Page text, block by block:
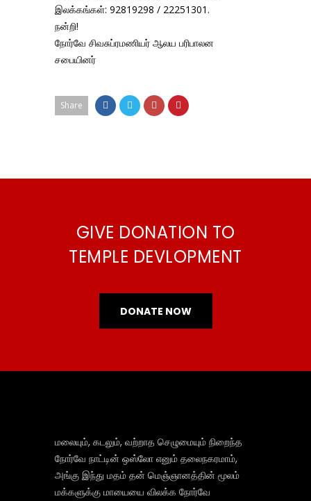
இலக்கங்கள்: 92819298 / 22251301.
நன்றி!
நோர்வே சிவசுப்ரமணியர் ஆலய பரிபாலன
சபையினர்
Share
GIVE DONATION TO
TEMPLE DEVLOPMENT
DONATE NOW
மலையும், கடலும், வற்றாத செழுமையும் நிறைந்த
நோர்வே நாட்டின் ஒஸ்லோ எனும் தலைநகரமாம்,
அங்கு இந்து மதம் தன் மெஞ்ஞானத்தின் மூலம்
மக்களுக்கு மாயையை விலக்க நோர்வே